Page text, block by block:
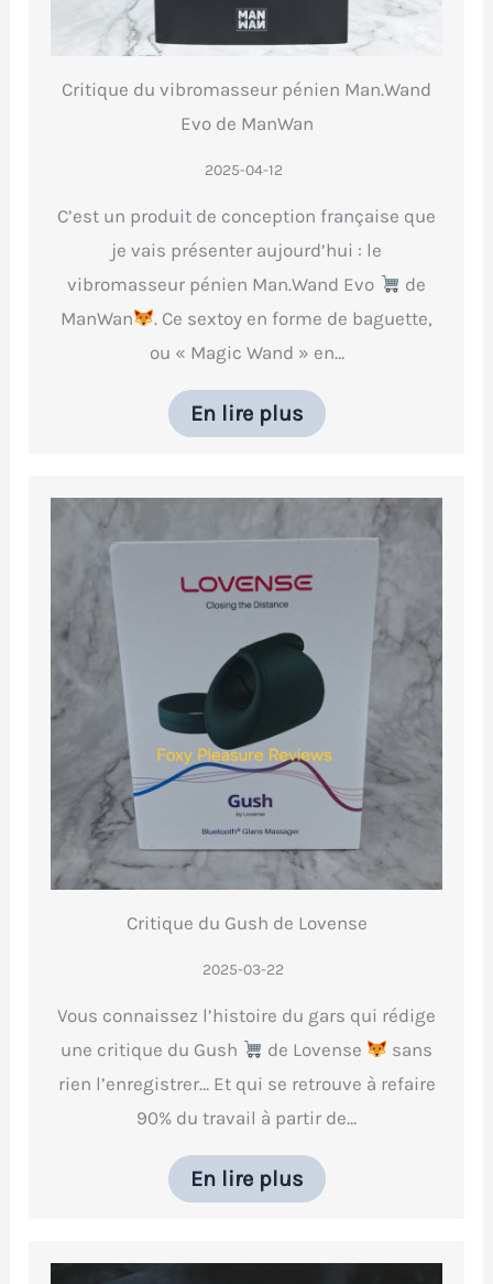
Critique du vibromasseur pénien Man.Wand
Evo de ManWan
2025-04-12
C’est un produit de conception française que
je vais présenter aujourd’hui : le
vibromasseur pénien Man.Wand Evo
de
ManWan
. Ce sextoy en forme de baguette,
ou « Magic Wand » en…
En lire plus
Critique du Gush de Lovense
2025-03-22
Vous connaissez l’histoire du gars qui rédige
une critique du Gush
de Lovense
sans
rien l’enregistrer… Et qui se retrouve à refaire
90% du travail à partir de…
En lire plus